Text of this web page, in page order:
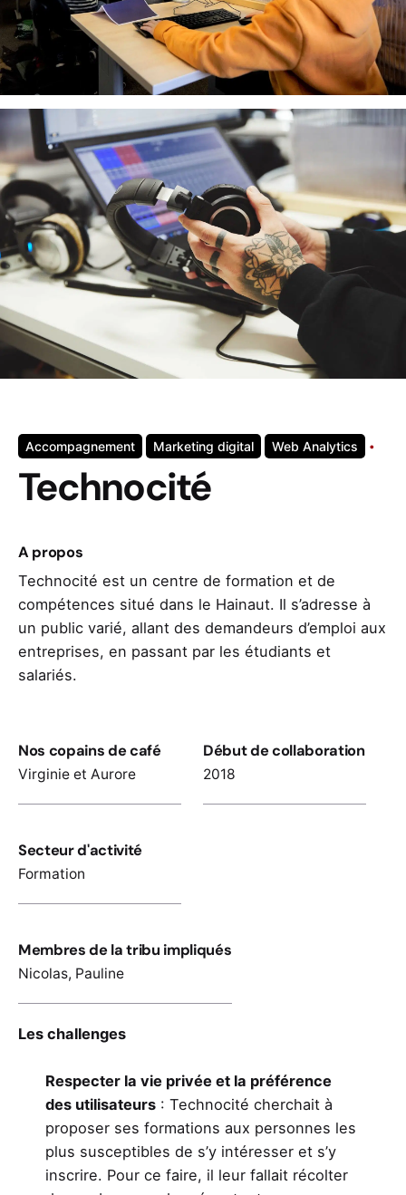
Accompagnement Marketing digital Web Analytics
Technocité
A propos
Technocité est un centre de formation et de
compétences situé dans le Hainaut. Il s’adresse à
un public varié, allant des demandeurs d’emploi aux
entreprises, en passant par les étudiants et
salariés.
Nos copains de café
Virginie et Aurore
Début de collaboration
2018
Secteur d'activité
Formation
Membres de la tribu impliqués
Nicolas, Pauline
Les challenges
Respecter la vie privée et la préférence
des utilisateurs : Technocité cherchait à
proposer ses formations aux personnes les
plus susceptibles de s’y intéresser et s’y
inscrire. Pour ce faire, il leur fallait récolter